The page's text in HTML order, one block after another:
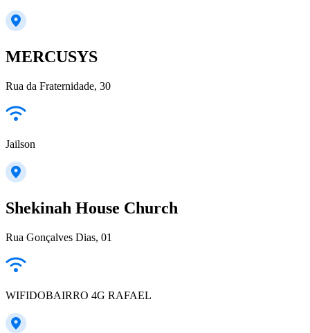
MERCUSYS
Rua da Fraternidade, 30
Jailson
Shekinah House Church
Rua Gonçalves Dias, 01
WIFIDOBAIRRO 4G RAFAEL